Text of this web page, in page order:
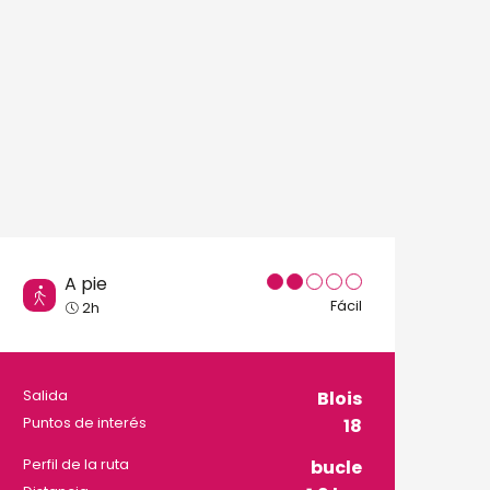
A pie
2h Fácil
Información
Salida Blois
Puntos de interés 18
Perfil de la ruta bucle